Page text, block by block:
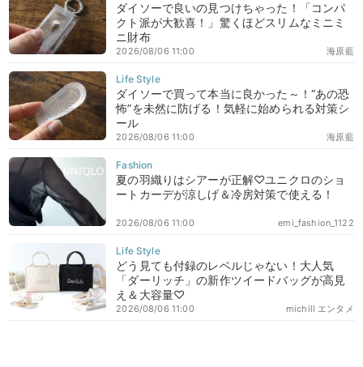
ダイソーで良いの見つけちゃった！「コンパ
クト派が大歓喜！」驚くほどスリムなミニミ
ニ財布
海原藍
2026/08/06 11:00
ダイソーで買って本当に良かった～！“あの恐
怖”を未然に防げる！気軽に始められる対策シ
ール
海原藍
2026/08/06 11:00
夏の羽織りはシアーが正解♡ユニクロのショ
ートカーデが涼しげ＆冷房対策で使える！
emi_fashion_1122
2026/08/06 11:00
どう見ても付録のレベルじゃない！大人気
「ダーリッチ」の新作ツイードバッグが高見
え＆大容量♡
michill エンタメ
2026/08/06 11:00